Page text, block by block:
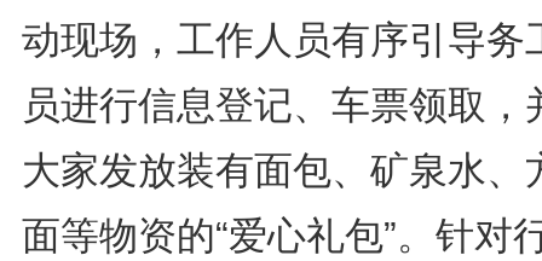
动现场，工作人员有序引导务
员进行信息登记、车票领取，
大家发放装有面包、矿泉水、
面等物资的“爱心礼包”。针对